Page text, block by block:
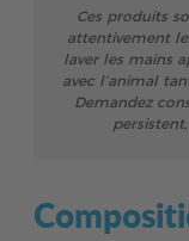
Ces produits
attentivement
laver les mains
avec l’animal
Demandez